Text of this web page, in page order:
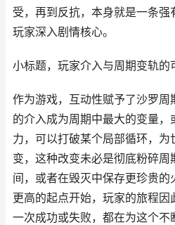
受，再到反抗，本身就是一条
玩家深入剧情核心。
小标题，玩家介入与周期变轨的
作为游戏，互动性赋予了沙罗周
的介入成为周期中最大的变量，
力，可以打破某个局部循环，
变，这种改变未必是彻底粉碎
间，或者在毁灭中保存更珍贵
更高的起点开始，玩家的旅程
一次成功或失败，都在为这个不